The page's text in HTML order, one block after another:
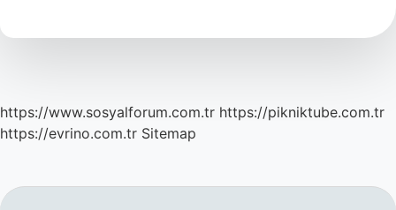
https://www.sosyalforum.com.tr https://pikniktube.com.tr
https://evrino.com.tr Sitemap